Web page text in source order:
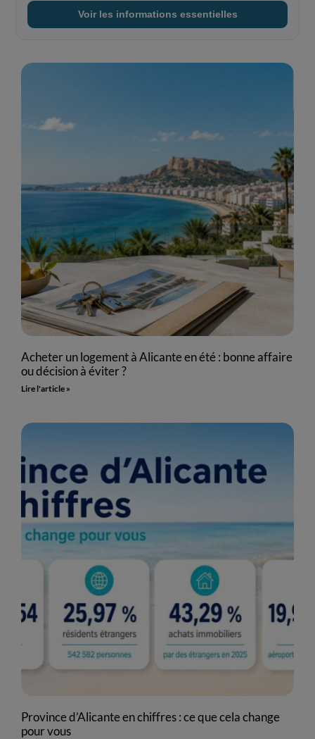
Voir les informations essentielles
Acheter un logement à Alicante en été : bonne affaire
ou décision à éviter ?
Lire l'article »
Province d’Alicante en chiffres : ce que cela change
pour vous